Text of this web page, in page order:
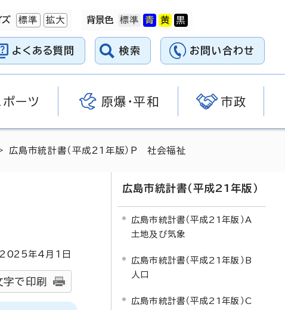
ズ 標準 拡大 背景色
よくある質問 検索 お問い合わせ
ポーツ 原爆・平和 市政
広島市統計書（平成21年版）P 社会福祉
2025年4月1日
で印刷
広島市統計書（平成21年版）
広島市統計書（平成21年版）A
土地及び気象
広島市統計書（平成21年版）B
人口
広島市統計書（平成21年版）C